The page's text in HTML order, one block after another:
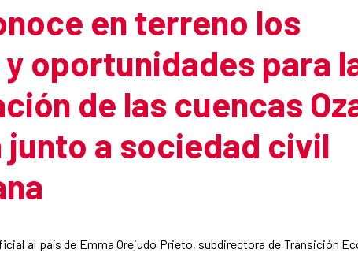
en terreno los
oportunidades para
de las cuencas
junto a sociedad civil
al país de Emma Orejudo Prieto, subdirectora de Transición